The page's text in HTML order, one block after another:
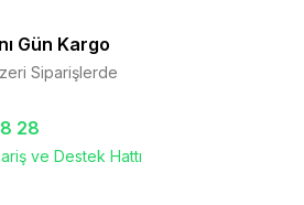
Gün Kargo
Siparişlerde
28
ve Destek Hattı